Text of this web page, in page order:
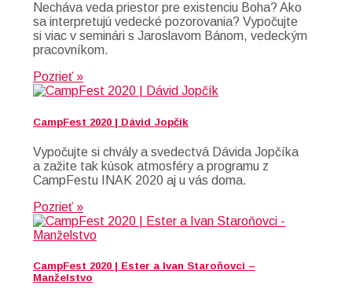
Necháva veda priestor pre existenciu Boha? Ako
sa interpretujú vedecké pozorovania? Vypočujte
si viac v seminári s Jaroslavom Bánom, vedeckým
pracovníkom.
Pozrieť »
CampFest 2020 | Dávid Jopčík
Vypočujte si chvály a svedectvá Dávida Jopčíka
a zažite tak kúsok atmosféry a programu z
CampFestu INAK 2020 aj u vás doma.
Pozrieť »
CampFest 2020 | Ester a Ivan Staroňovci –
Manželstvo